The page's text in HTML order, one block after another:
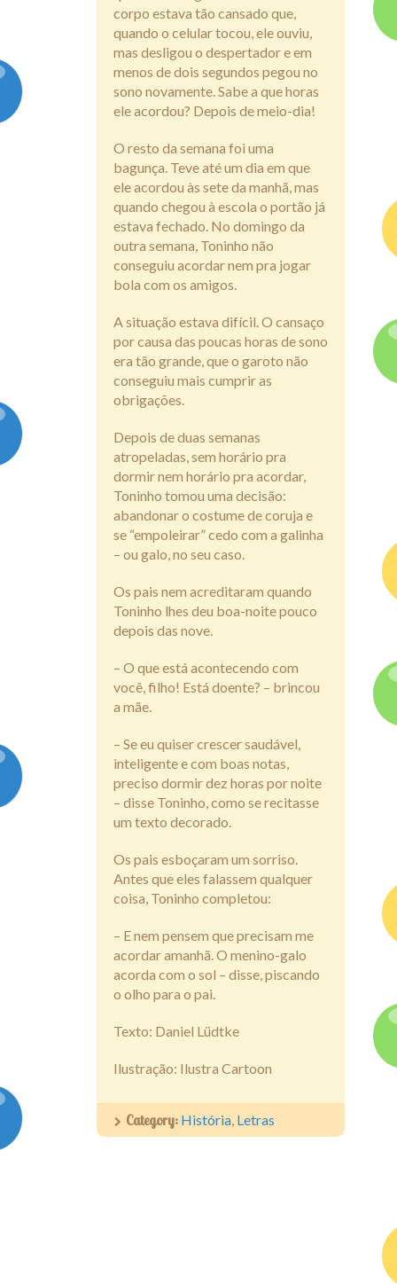
corpo estava tão cansado que,
quando o celular tocou, ele ouviu,
mas desligou o despertador e em
menos de dois segundos pegou no
sono novamente. Sabe a que horas
ele acordou? Depois de meio-dia!
O resto da semana foi uma
bagunça. Teve até um dia em que
ele acordou às sete da manhã, mas
quando chegou à escola o portão já
estava fechado. No domingo da
outra semana, Toninho não
conseguiu acordar nem pra jogar
bola com os amigos.
A situação estava difícil. O cansaço
por causa das poucas horas de sono
era tão grande, que o garoto não
conseguiu mais cumprir as
obrigações.
Depois de duas semanas
atropeladas, sem horário pra
dormir nem horário pra acordar,
Toninho tomou uma decisão:
abandonar o costume de coruja e
se “empoleirar” cedo com a galinha
– ou galo, no seu caso.
Os pais nem acreditaram quando
Toninho lhes deu boa-noite pouco
depois das nove.
– O que está acontecendo com
você, filho! Está doente? – brincou
a mãe.
– Se eu quiser crescer saudável,
inteligente e com boas notas,
preciso dormir dez horas por noite
– disse Toninho, como se recitasse
um texto decorado.
Os pais esboçaram um sorriso.
Antes que eles falassem qualquer
coisa, Toninho completou:
– E nem pensem que precisam me
acordar amanhã. O menino-galo
acorda com o sol – disse, piscando
o olho para o pai.
Texto: Daniel Lüdtke
Ilustração: Ilustra Cartoon
Category: História Letras